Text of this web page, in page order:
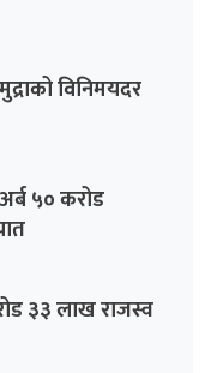
विनिमयदर
५० करोड
३३ लाख राजस्व